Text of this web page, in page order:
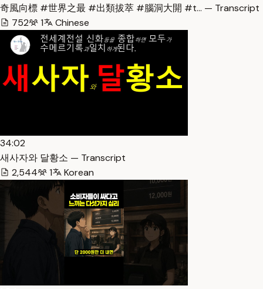
奇風向標 #世界之最 #出類拔萃 #腦洞大開 #t… — Transcript
752
1 Chinese
34:02
새사자와 달황소 — Transcript
2,544
1 Korean